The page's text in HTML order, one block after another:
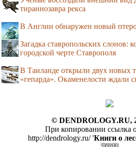
тираннозавра рекса
В Англии обнаружен новый
Загадка ставропольских слонов:
городской черте Ставрополя
В Таиланде открыли двух новых
«гепарда». Окаменелости ждали
© DENDROLOGY.RU,
При копировании ссылка
http://dendrology.ru/ 'Книги о